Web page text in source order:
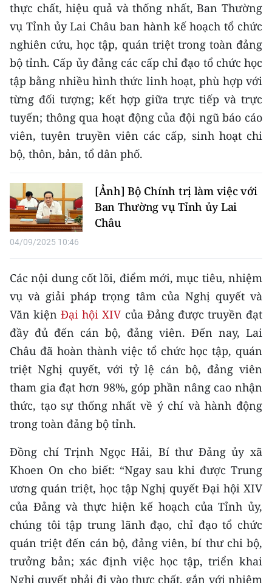
CHƯƠNG TRÌNH OCOP - MỖI XÃ
MỘT SẢN PHẨM
RADIO
MEDIA CENTER
E-Magazine
Video
Media Kinh tế
Media Văn hóa
Media Pháp luật
Media Du lịch
Media Thế giới
Media Thể thao
Media Giáo dục
Media Y tế
Media Khoa học - Công nghệ
Media Môi trường
Ảnh
Infographic
TIN MỚI
thực chất, hiệu quả và thống nhất, Ban Thường
vụ Tỉnh ủy Lai Châu ban hành kế hoạch tổ chức
nghiên cứu, học tập, quán triệt trong toàn đảng
bộ tỉnh. Cấp ủy đảng các cấp chỉ đạo tổ chức học
tập bằng nhiều hình thức linh hoạt, phù hợp với
từng đối tượng; kết hợp giữa trực tiếp và trực
tuyến; thông qua hoạt động của đội ngũ báo cáo
viên, tuyên truyền viên các cấp, sinh hoạt chi
bộ, thôn, bản, tổ dân phố.
[Ảnh] Bộ Chính trị làm việc với
Ban Thường vụ Tỉnh ủy Lai
Châu
04/09/2025 10:46
Các nội dung cốt lõi, điểm mới, mục tiêu, nhiệm
vụ và giải pháp trọng tâm của Nghị quyết và
Văn kiệnĐại hội XIVcủa Đảng được truyền đạt
đầy đủ đến cán bộ, đảng viên. Đến nay, Lai
Châu đã hoàn thành việc tổ chức học tập, quán
triệt Nghị quyết, với tỷ lệ cán bộ, đảng viên
tham gia đạt hơn 98%, góp phần nâng cao nhận
thức, tạo sự thống nhất về ý chí và hành động
trong toàn đảng bộ tỉnh.
Đồng chí Trịnh Ngọc Hải, Bí thư Đảng ủy xã
Khoen On cho biết: “Ngay sau khi được Trung
ương quán triệt, học tập Nghị quyết Đại hội XIV
của Đảng và thực hiện kế hoạch của Tỉnh ủy,
chúng tôi tập trung lãnh đạo, chỉ đạo tổ chức
quán triệt đến cán bộ, đảng viên, bí thư chi bộ,
trưởng bản; xác định việc học tập, triển khai
Nghị quyết phải đi vào thực chất, gắn với nhiệm